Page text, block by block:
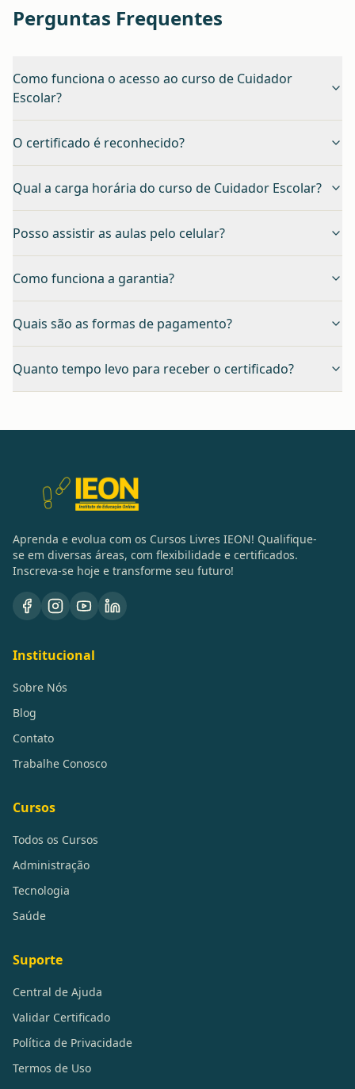
Perguntas Frequentes
Como funciona o acesso ao curso de Cuidador
Escolar?
O certificado é reconhecido?
Qual a carga horária do curso de Cuidador Escolar?
Posso assistir as aulas pelo celular?
Como funciona a garantia?
Quais são as formas de pagamento?
Quanto tempo levo para receber o certificado?
Aprenda e evolua com os Cursos Livres IEON! Qualifique-
se em diversas áreas, com flexibilidade e certificados.
Inscreva-se hoje e transforme seu futuro!
Institucional
Sobre Nós
Blog
Contato
Trabalhe Conosco
Cursos
Todos os Cursos
Administração
Tecnologia
Saúde
Suporte
Central de Ajuda
Validar Certificado
Política de Privacidade
Termos de Uso